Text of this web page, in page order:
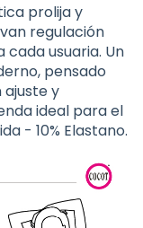
prolija y
regulación
usuaria. Un
pensado
y
ideal para el
- 10% Elastano.